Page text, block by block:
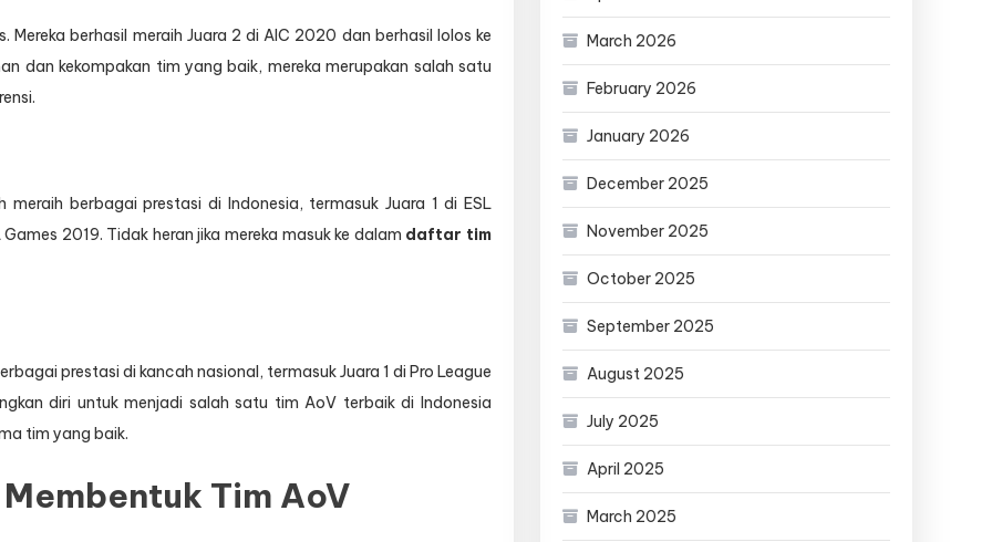
berhasil meraih Juara 2 di AIC 2020 dan berhasil lolos ke
dan kekompakan tim yang baik, mereka merupakan salah satu
berbagai prestasi di Indonesia, termasuk Juara 1 di ESL
2019. Tidak heran jika mereka masuk ke dalam daftar tim
prestasi di kancah nasional, termasuk Juara 1 di Pro League
diri untuk menjadi salah satu tim AoV terbaik di Indonesia
tim yang baik.
Tim AoV
March 2026
February 2026
January 2026
December 2025
November 2025
October 2025
September 2025
August 2025
July 2025
April 2025
March 2025